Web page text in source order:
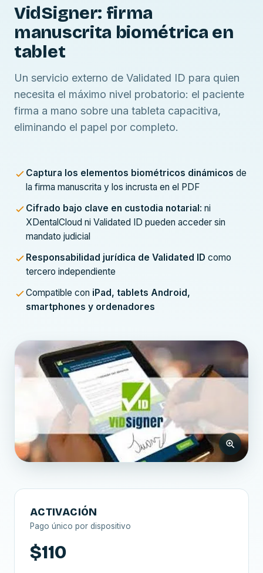
VidSigner: firma
manuscrita biométrica en
tablet
Un servicio externo de Validated ID para quien
necesita el máximo nivel probatorio: el paciente
firma a mano sobre una tableta capacitiva,
eliminando el papel por completo.
Captura los elementos biométricos dinámicos de
la firma manuscrita y los incrusta en el PDF
Cifrado bajo clave en custodia notarial: ni
XDentalCloud ni Validated ID pueden acceder sin
mandato judicial
Responsabilidad jurídica de Validated ID como
tercero independiente
Compatible con iPad, tablets Android,
smartphones y ordenadores
ACTIVACIÓN
Pago único por dispositivo
$110